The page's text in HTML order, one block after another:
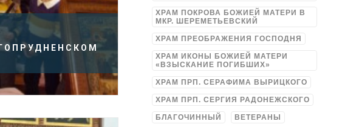
ХРАМ ПОКРОВА БОЖИЕЙ МАТЕРИ В
МКР. ШЕРЕМЕТЬЕВСКИЙ
ХРАМ ПРЕОБРАЖЕНИЯ ГОСПОДНЯ
ХРАМ ИКОНЫ БОЖИЕЙ МАТЕРИ
«ВЗЫСКАНИЕ ПОГИБШИХ»
ХРАМ ПРП. СЕРАФИМА ВЫРИЦКОГО
ХРАМ ПРП. СЕРГИЯ РАДОНЕЖСКОГО
БЛАГОЧИННЫЙ ВЕТЕРАНЫ